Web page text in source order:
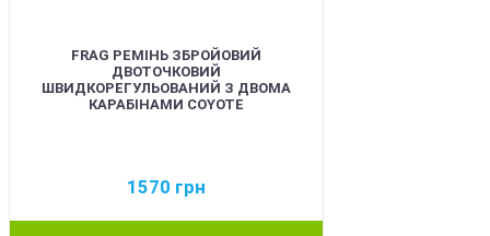
FRAG РЕМІНЬ ЗБРОЙОВИЙ
ДВОТОЧКОВИЙ
ШВИДКОРЕГУЛЬОВАНИЙ З ДВОМА
КАРАБІНАМИ COYOTE
1570 грн